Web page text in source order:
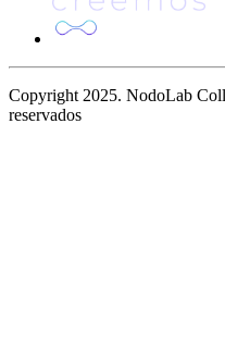
Copyright 2025. NodoLab
reservados